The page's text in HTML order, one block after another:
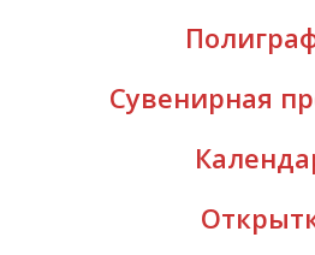
Сувенирная